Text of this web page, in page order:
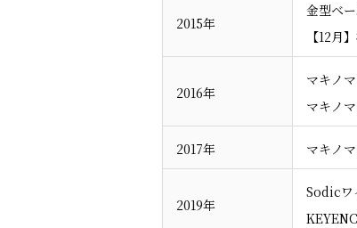
2015年
金型ベ
【12月
2016年
マキノ
マキノ
2017年 マキノ
2019年
Sodicワ